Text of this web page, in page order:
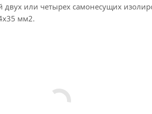
или четырех самонесущих
мм2.